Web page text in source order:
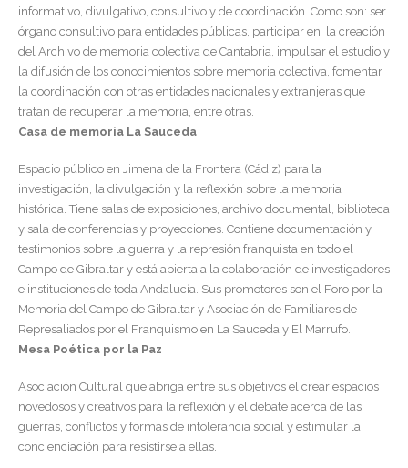
informativo, divulgativo, consultivo y de coordinación. Como son: ser
órgano consultivo para entidades públicas, participar en la creación
del Archivo de memoria colectiva de Cantabria, impulsar el estudio y
la difusión de los conocimientos sobre memoria colectiva, fomentar
la coordinación con otras entidades nacionales y extranjeras que
tratan de recuperar la memoria, entre otras.
Casa de memoria La Sauceda
Espacio público en Jimena de la Frontera (Cádiz) para la
investigación, la divulgación y la reflexión sobre la memoria
histórica. Tiene salas de exposiciones, archivo documental, biblioteca
y sala de conferencias y proyecciones. Contiene documentación y
testimonios sobre la guerra y la represión franquista en todo el
Campo de Gibraltar y está abierta a la colaboración de investigadores
e instituciones de toda Andalucía. Sus promotores son el Foro por la
Memoria del Campo de Gibraltar y Asociación de Familiares de
Represaliados por el Franquismo en La Sauceda y El Marrufo.
Mesa Poética por la Paz
Asociación Cultural que abriga entre sus objetivos el crear espacios
novedosos y creativos para la reflexión y el debate acerca de las
guerras, conflictos y formas de intolerancia social y estimular la
concienciación para resistirse a ellas.